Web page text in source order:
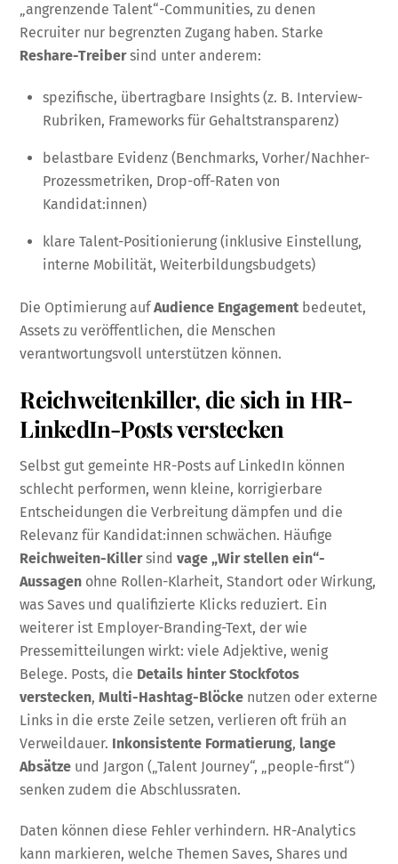
„angrenzende Talent“-Communities, zu denen
Recruiter nur begrenzten Zugang haben. Starke
Reshare-Treibersind unter anderem:
spezifische, übertragbare Insights (z. B. Interview-
Rubriken, Frameworks für Gehaltstransparenz)
belastbare Evidenz (Benchmarks, Vorher/Nachher-
Prozessmetriken, Drop-off-Raten von
Kandidat:innen)
klare Talent-Positionierung (inklusive Einstellung,
interne Mobilität, Weiterbildungsbudgets)
Die Optimierung aufAudience Engagement bedeutet,
Assets zu veröffentlichen, die Menschen
verantwortungsvoll unterstützen können.
Reichweitenkiller, die sich in HR-
LinkedIn-Posts verstecken
Selbst gut gemeinte HR-Posts auf LinkedIn können
schlecht performen, wenn kleine, korrigierbare
Entscheidungen die Verbreitung dämpfen und die
Relevanz für Kandidat:innen schwächen. Häufige
Reichweiten-Killersindvage „Wir stellen ein“-
Aussagen ohne Rollen-Klarheit, Standort oder Wirkung,
was Saves und qualifizierte Klicks reduziert. Ein
weiterer ist Employer-Branding-Text, der wie
Pressemitteilungen wirkt: viele Adjektive, wenig
Belege. Posts, die Details hinter Stockfotos
verstecken,Multi-Hashtag-Blöcke nutzen oder externe
Links in die erste Zeile setzen, verlieren oft früh an
Verweildauer. Inkonsistente Formatierung, lange
Absätze und Jargon („Talent Journey“, „people-first“)
senken zudem die Abschlussraten.
Daten können diese Fehler verhindern. HR-Analytics
kann markieren, welche Themen Saves, Shares und